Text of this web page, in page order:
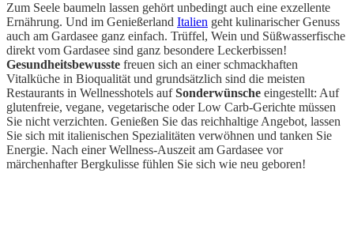
Zum Seele baumeln lassen gehört unbedingt auch eine exzellente
Ernährung. Und im Genießerland Italien geht kulinarischer Genuss
auch am Gardasee ganz einfach. Trüffel, Wein und Süßwasserfische
direkt vom Gardasee sind ganz besondere Leckerbissen!
Gesundheitsbewusste freuen sich an einer schmackhaften
Vitalküche in Bioqualität und grundsätzlich sind die meisten
Restaurants in Wellnesshotels aufSonderwünsche eingestellt: Auf
glutenfreie, vegane, vegetarische oder Low Carb-Gerichte müssen
Sie nicht verzichten. Genießen Sie das reichhaltige Angebot, lassen
Sie sich mit italienischen Spezialitäten verwöhnen und tanken Sie
Energie. Nach einer Wellness-Auszeit am Gardasee vor
märchenhafter Bergkulisse fühlen Sie sich wie neu geboren!